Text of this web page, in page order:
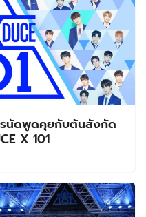
รนัดพูดคุยกับต้นสังกัด
X 101